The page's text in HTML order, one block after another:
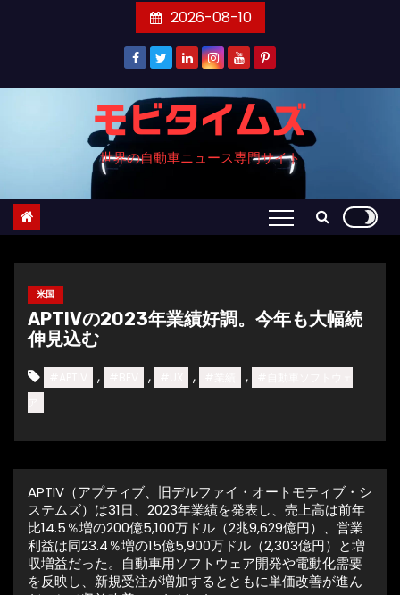
ン
プ
2026-08-10
モビタイムズ
世界の自動車ニュース専門サイト
米国
APTIVの2023年業績好調。今年も大幅続
伸見込む
, , , ,
APTIV（アプティブ、旧デルファイ・オートモティブ・シ
ステムズ）は31日、2023年業績を発表し、売上高は前年
比14.5％増の200億5,100万ドル（2兆9,629億円）、営業
利益は同23.4％増の15億5,900万ドル（2,303億円）と増
収増益だった。自動車用ソフトウェア開発や電動化需要
を反映し、新規受注が増加するとともに単価改善が進ん